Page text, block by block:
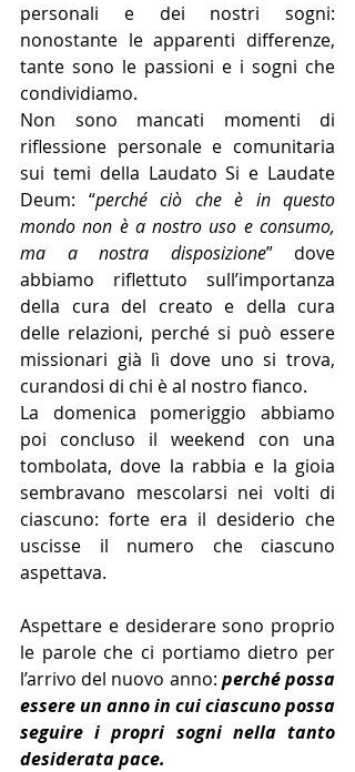
personali e dei nostri sogni:
nonostante le apparenti differenze,
tante sono le passioni e i sogni che
condividiamo.
Non sono mancati momenti di
riflessione personale e comunitaria
sui temi della Laudato Si e Laudate
Deum: “perché ciò che è in questo
mondo non è a nostro uso e consumo,
ma a nostra disposizione” dove
abbiamo riflettuto sull’importanza
della cura del creato e della cura
delle relazioni, perché si può essere
missionari già lì dove uno si trova,
curandosi di chi è al nostro fianco.
La domenica pomeriggio abbiamo
poi concluso il weekend con una
tombolata, dove la rabbia e la gioia
sembravano mescolarsi nei volti di
ciascuno: forte era il desiderio che
uscisse il numero che ciascuno
aspettava.
Aspettare e desiderare sono proprio
le parole che ci portiamo dietro per
l’arrivo del nuovo anno: perché possa
essere un anno in cui ciascuno possa
seguire i propri sogni nella tanto
desiderata pace.